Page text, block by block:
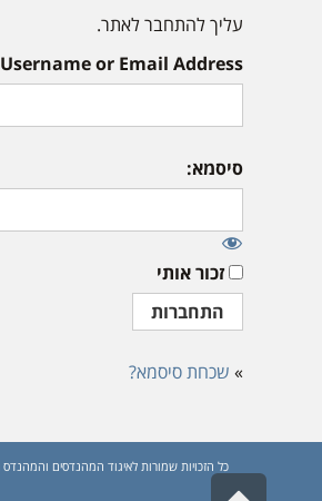
עליך להתחבר לאתר.
Username or Email Address:
סיסמא:
זכור אותי
» שכחת סיסמא?